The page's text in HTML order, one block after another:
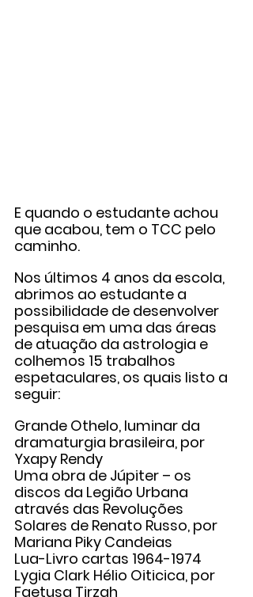
E quando o estudante achou
que acabou, tem o TCC pelo
caminho.
Nos últimos 4 anos da escola,
abrimos ao estudante a
possibilidade de desenvolver
pesquisa em uma das áreas
de atuação da astrologia e
colhemos 15 trabalhos
espetaculares, os quais listo a
seguir:
Grande Othelo, luminar da
dramaturgia brasileira, por
Yxapy Rendy
Uma obra de Júpiter – os
discos da Legião Urbana
através das Revoluções
Solares de Renato Russo, por
Mariana Piky Candeias
Lua-Livro cartas 1964-1974
Lygia Clark Hélio Oiticica, por
Faetusa Tirzah